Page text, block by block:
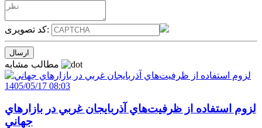
کد تصویری:
1405/05/17 08:03
لزوم استفاده از ظرفيت‌هاي آذربايجان غربي در بازارهاي
جهاني